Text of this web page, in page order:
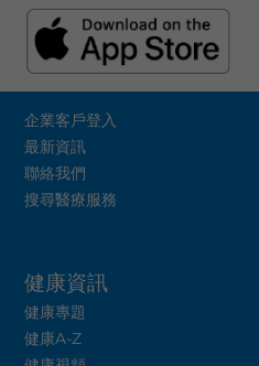
企業客戶登入
最新資訊
聯絡我們
搜尋醫療服務
健康資訊
健康專題
健康A-Z